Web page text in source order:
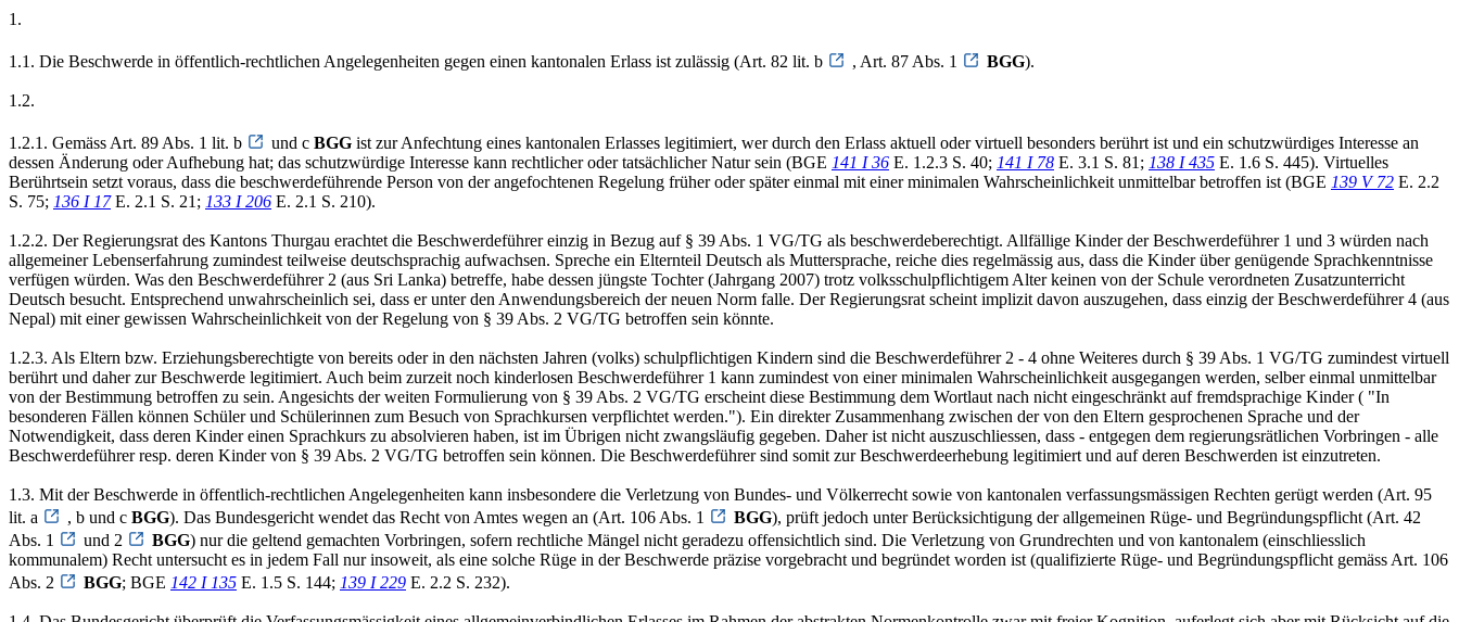
1.
1.1. Die Beschwerde in öffentlich-rechtlichen Angelegenheiten gegen einen kantonalen Erlass ist zulässig (Art. 82 lit. b , Art. 87 Abs. 1 BGG).
1.2.
1.2.1. Gemäss Art. 89 Abs. 1 lit. b und c BGG ist zur Anfechtung eines kantonalen Erlasses legitimiert, wer durch den Erlass aktuell oder virtuell besonders berührt ist und ein schutzwürdiges Interesse an
dessen Änderung oder Aufhebung hat; das schutzwürdige Interesse kann rechtlicher oder tatsächlicher Natur sein (BGE 141 I 36 E. 1.2.3 S. 40; 141 I 78 E. 3.1 S. 81; 138 I 435 E. 1.6 S. 445). Virtuelles
Berührtsein setzt voraus, dass die beschwerdeführende Person von der angefochtenen Regelung früher oder später einmal mit einer minimalen Wahrscheinlichkeit unmittelbar betroffen ist (BGE 139 V 72 E. 2.2
S. 75; 136 I 17E. 2.1 S. 21; 133 I 206 E. 2.1 S. 210).
1.2.2. Der Regierungsrat des Kantons Thurgau erachtet die Beschwerdeführer einzig in Bezug auf § 39 Abs. 1 VG/TG als beschwerdeberechtigt. Allfällige Kinder der Beschwerdeführer 1 und 3 würden nach
allgemeiner Lebenserfahrung zumindest teilweise deutschsprachig aufwachsen. Spreche ein Elternteil Deutsch als Muttersprache, reiche dies regelmässig aus, dass die Kinder über genügende Sprachkenntnisse
verfügen würden. Was den Beschwerdeführer 2 (aus Sri Lanka) betreffe, habe dessen jüngste Tochter (Jahrgang 2007) trotz volksschulpflichtigem Alter keinen von der Schule verordneten Zusatzunterricht
Deutsch besucht. Entsprechend unwahrscheinlich sei, dass er unter den Anwendungsbereich der neuen Norm falle. Der Regierungsrat scheint implizit davon auszugehen, dass einzig der Beschwerdeführer 4 (aus
Nepal) mit einer gewissen Wahrscheinlichkeit von der Regelung von § 39 Abs. 2 VG/TG betroffen sein könnte.
1.2.3. Als Eltern bzw. Erziehungsberechtigte von bereits oder in den nächsten Jahren (volks) schulpflichtigen Kindern sind die Beschwerdeführer 2 - 4 ohne Weiteres durch § 39 Abs. 1 VG/TG zumindest virtuell
berührt und daher zur Beschwerde legitimiert. Auch beim zurzeit noch kinderlosen Beschwerdeführer 1 kann zumindest von einer minimalen Wahrscheinlichkeit ausgegangen werden, selber einmal unmittelbar
von der Bestimmung betroffen zu sein. Angesichts der weiten Formulierung von § 39 Abs. 2 VG/TG erscheint diese Bestimmung dem Wortlaut nach nicht eingeschränkt auf fremdsprachige Kinder ( "In
besonderen Fällen können Schüler und Schülerinnen zum Besuch von Sprachkursen verpflichtet werden."). Ein direkter Zusammenhang zwischen der von den Eltern gesprochenen Sprache und der
Notwendigkeit, dass deren Kinder einen Sprachkurs zu absolvieren haben, ist im Übrigen nicht zwangsläufig gegeben. Daher ist nicht auszuschliessen, dass - entgegen dem regierungsrätlichen Vorbringen - alle
Beschwerdeführer resp. deren Kinder von § 39 Abs. 2 VG/TG betroffen sein können. Die Beschwerdeführer sind somit zur Beschwerdeerhebung legitimiert und auf deren Beschwerden ist einzutreten.
1.3. Mit der Beschwerde in öffentlich-rechtlichen Angelegenheiten kann insbesondere die Verletzung von Bundes- und Völkerrecht sowie von kantonalen verfassungsmässigen Rechten gerügt werden (Art. 95
lit. a
, b und c BGG). Das Bundesgericht wendet das Recht von Amtes wegen an (Art. 106 Abs. 1 BGG), prüft jedoch unter Berücksichtigung der allgemeinen Rüge- und Begründungspflicht (Art. 42
Abs. 1
und 2 BGG) nur die geltend gemachten Vorbringen, sofern rechtliche Mängel nicht geradezu offensichtlich sind. Die Verletzung von Grundrechten und von kantonalem (einschliesslich
kommunalem) Recht untersucht es in jedem Fall nur insoweit, als eine solche Rüge in der Beschwerde präzise vorgebracht und begründet worden ist (qualifizierte Rüge- und Begründungspflicht gemäss Art. 106
Abs. 2
BGG; BGE 142 I 135 E. 1.5 S. 144; 139 I 229 E. 2.2 S. 232).